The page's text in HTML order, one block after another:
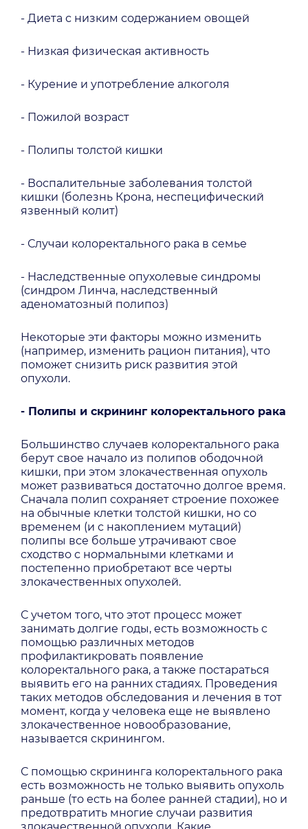
- Диета с низким содержанием овощей
- Низкая физическая активность
- Курение и употребление алкоголя
- Пожилой возраст
- Полипы толстой кишки
- Воспалительные заболевания толстой
кишки (болезнь Крона, неспецифический
язвенный колит)
- Случаи колоректального рака в семье
- Наследственные опухолевые синдромы
(синдром Линча, наследственный
аденоматозный полипоз)
Некоторые эти факторы можно изменить
(например, изменить рацион питания), что
поможет снизить риск развития этой
опухоли.
- Полипы и скрининг колоректального рака
Большинство случаев колоректального рака
берут свое начало из полипов ободочной
кишки, при этом злокачественная опухоль
может развиваться достаточно долгое время.
Сначала полип сохраняет строение похожее
на обычные клетки толстой кишки, но со
временем (и с накоплением мутаций)
полипы все больше утрачивают свое
сходство с нормальными клетками и
постепенно приобретают все черты
злокачественных опухолей.
С учетом того, что этот процесс может
занимать долгие годы, есть возможность с
помощью различных методов
профилактикровать появление
колоректального рака, а также постараться
выявить его на ранних стадиях. Проведения
таких методов обследования и лечения в тот
момент, когда у человека еще не выявлено
злокачественное новообразование,
называется скринингом.
С помощью скрининга колоректального рака
есть возможность не только выявить опухоль
раньше (то есть на более ранней стадии), но и
предотвратить многие случаи развития